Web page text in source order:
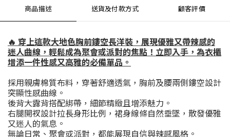
商品描述 送貨及付款方式 顧客評價
🔥 穿上這款大地色胸前鏤空長洋裝，展現優雅又帶辣感的
迷人曲線，輕鬆成為聚會或派對的焦點！立即入手，為衣櫃
增添一件性感又高雅的必備單品。
採用親膚棉質布料，穿著舒適透氣，胸前及腰兩側鏤空設計
突顯性感曲線。
後背大露背搭配綁帶，細節精緻且增添魅力。
右腿開衩設計拉長身形比例，裙身線條自然垂墜，散發優雅
又迷人的氣息。
無論日常、聚會或派對，都能展現自信與辣感風格。